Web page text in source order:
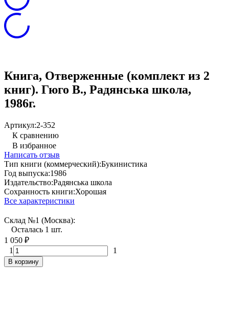
Книга, Отверженные (комплект из 2
книг). Гюго В., Радянська школа,
1986г.
Артикул:2-352
К сравнению
В избранное
Написать отзыв
Тип книги (коммерческий):Букинистика
Год выпуска:1986
Издательство:Радянська школа
Сохранность книги:Хорошая
Все характеристики
Склад №1 (Москва):
Осталась 1 шт.
1 050 ₽
1
1
В корзину